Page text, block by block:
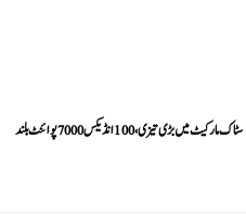
سٹاک مارکیٹ میں بڑی تیزی، 100 انڈیکس 7000 پوائنٹ بلند